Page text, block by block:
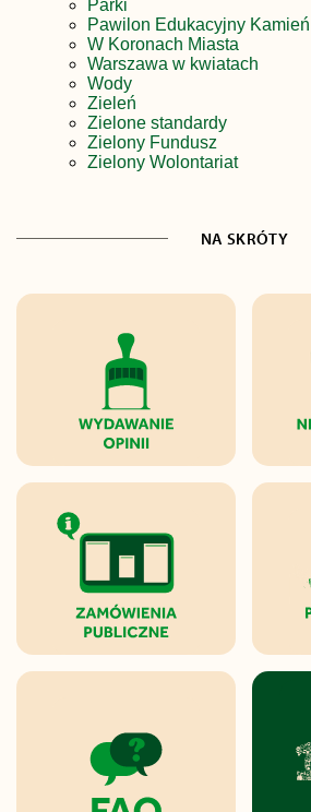
Parki
Pawilon Edukacyjny Kamień
W Koronach Miasta
Warszawa w kwiatach
Wody
Zieleń
Zielone standardy
Zielony Fundusz
Zielony Wolontariat
NA SKRÓTY